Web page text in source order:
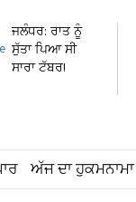
ਜਲੰਧਰ: ਰਾਤ ਨੂੰ
ਸੁੱਤਾ ਪਿਆ ਸੀ
ਸਾਰਾ ਟੱਬਰ!
ਅੱਜ ਦਾ ਹੁਕਮਨਾਮਾ